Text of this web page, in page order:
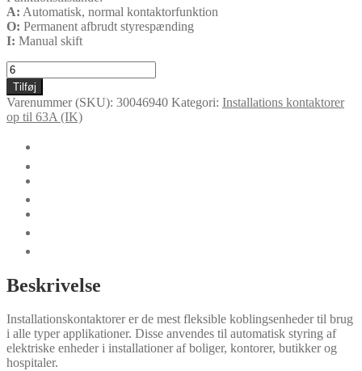
A: Automatisk, normal kontaktorfunktion
O: Permanent afbrudt styrespænding
I: Manual skift
IKD225-
10-
R-
230
antal
Tilføj
Varenummer (SKU): 30046940 Kategori: Installations kontaktorer
op til 63A (IK)
Beskrivelse
Installationskontaktorer er de mest fleksible koblingsenheder til brug
i alle typer applikationer. Disse anvendes til automatisk styring af
elektriske enheder i installationer af boliger, kontorer, butikker og
hospitaler.